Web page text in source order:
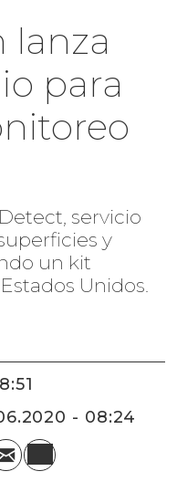
lanza
para
servicio
y
un kit
Unidos.
- 08:24